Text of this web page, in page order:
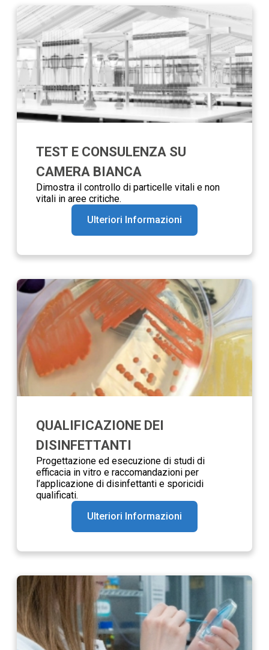
TEST E CONSULENZA SU
CAMERA BIANCA
Dimostra il controllo di particelle vitali e non
vitali in aree critiche.
Ulteriori Informazioni
QUALIFICAZIONE DEI
DISINFETTANTI
Progettazione ed esecuzione di studi di
efficacia in vitro e raccomandazioni per
l’applicazione di disinfettanti e sporicidi
qualificati.
Ulteriori Informazioni